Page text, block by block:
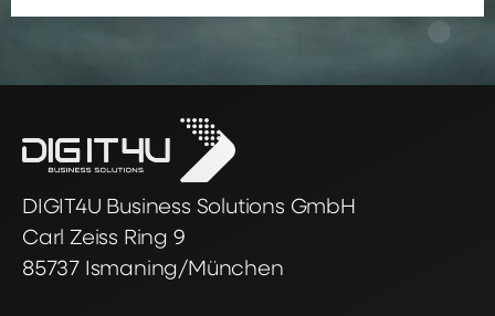
DIGIT4U Business Solutions GmbH
Carl Zeiss Ring 9
85737 Ismaning/München